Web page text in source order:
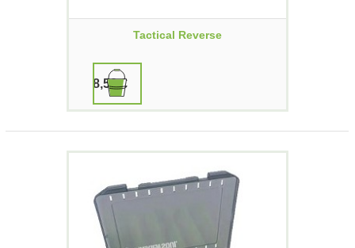
Tactical Reverse
8,50 €